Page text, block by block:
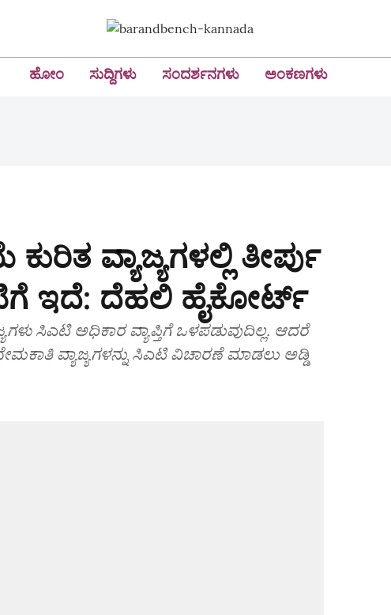
ಹೋಂ ಸುದ್ದಿಗಳು ಸಂದರ್ಶನಗಳು ಅಂಕಣಗಳು
ವ್ಯಾಜ್ಯಗಳಲ್ಲಿ ತೀರ್ಪು
ಇದೆ: ದೆಹಲಿ ಹೈಕೋರ್ಟ್‌
ಸಿಎಟಿ ಅಧಿಕಾರ ವ್ಯಾಪ್ತಿಗೆ ಒಳಪಡುವುದಿಲ್ಲ. ಆದರೆ
ವ್ಯಾಜ್ಯಗಳನ್ನು ಸಿಎಟಿ ವಿಚಾರಣೆ ಮಾಡಲು ಅಡ್ಡಿ